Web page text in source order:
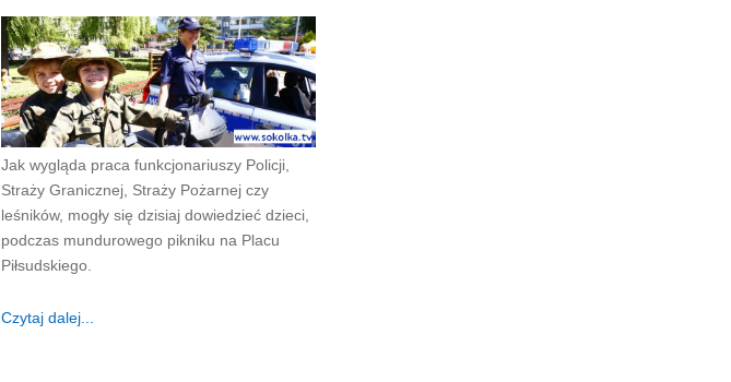
Jak wygląda praca funkcjonariuszy Policji,
Straży Granicznej, Straży Pożarnej czy
leśników, mogły się dzisiaj dowiedzieć dzieci,
podczas mundurowego pikniku na Placu
Piłsudskiego.
Czytaj dalej...